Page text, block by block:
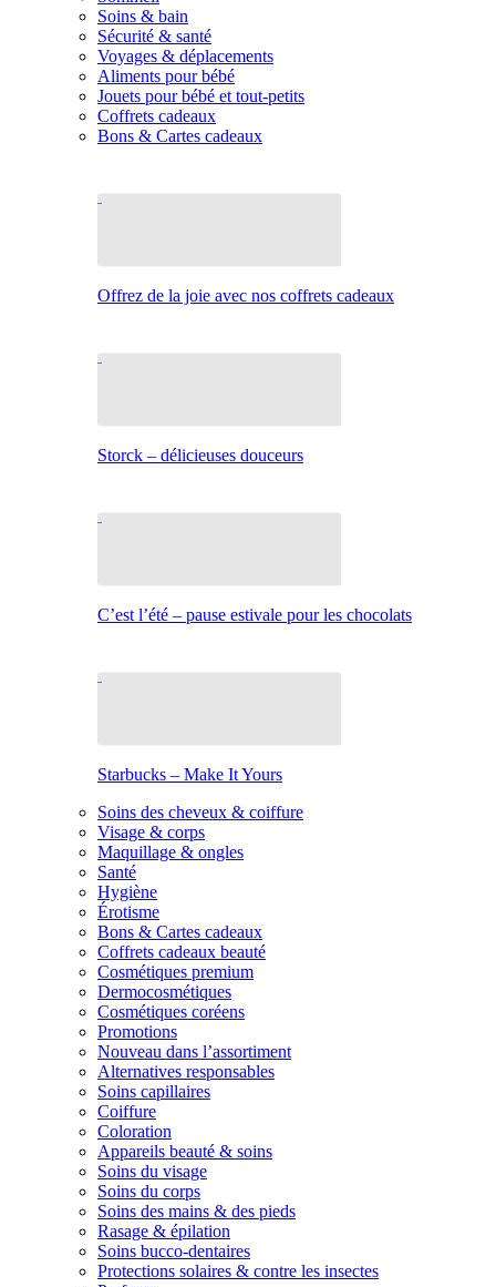
Soins & bain
Sécurité & santé
Voyages & déplacements
Aliments pour bébé
Jouets pour bébé et tout-petits
Coffrets cadeaux
Bons & Cartes cadeaux
Offrez de la joie avec nos coffrets cadeaux
Storck – délicieuses douceurs
C’est l’été – pause estivale pour les chocolats
Starbucks – Make It Yours
Soins des cheveux & coiffure
Visage & corps
Maquillage & ongles
Santé
Hygiène
Érotisme
Bons & Cartes cadeaux
Coffrets cadeaux beauté
Cosmétiques premium
Dermocosmétiques
Cosmétiques coréens
Promotions
Nouveau dans l’assortiment
Alternatives responsables
Soins capillaires
Coiffure
Coloration
Appareils beauté & soins
Soins du visage
Soins du corps
Soins des mains & des pieds
Rasage & épilation
Soins bucco-dentaires
Protections solaires & contre les insectes